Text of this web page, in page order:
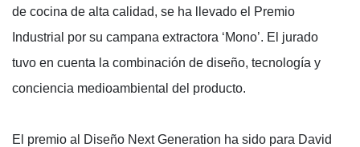
de cocina de alta calidad, se ha llevado el Premio
Industrial por su campana extractora ‘Mono’. El jurado
tuvo en cuenta la combinación de diseño, tecnología y
conciencia medioambiental del producto.
El premio al Diseño Next Generation ha sido para David